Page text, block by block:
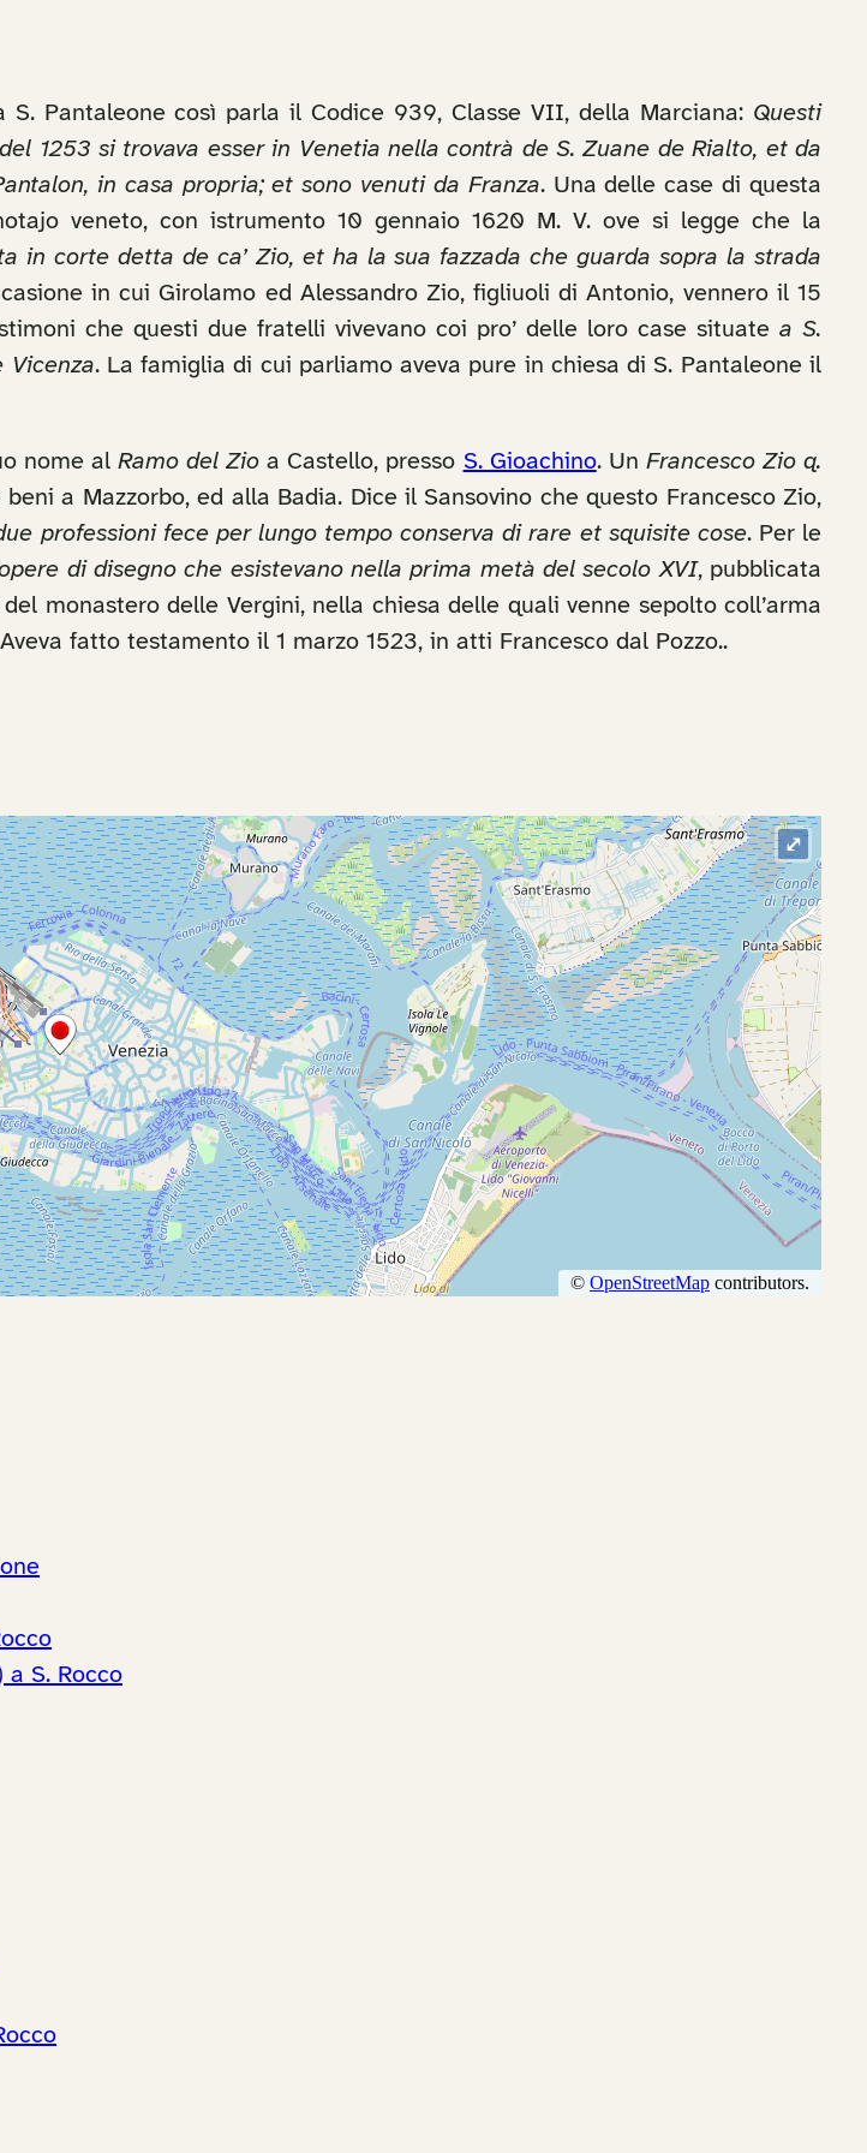
S. Pantaleone così parla il Codice 939, Classe VII, della Marciana: Questi
1253 si trovava esser in Venetia nella contrà de S. Zuane de Rialto, et da
in casa propria; et sono venuti da Franza. Una delle case di questa
veneto, con istrumento 10 gennaio 1620 M. V. ove si legge che la
in corte detta de ca’ Zio, et ha la sua fazzada che guarda sopra la strada
in cui Girolamo ed Alessandro Zio, figliuoli di Antonio, vennero il 15
che questi due fratelli vivevano coi pro’ delle loro case situatea S.
Vicenza. La famiglia di cui parliamo aveva pure in chiesa di S. Pantaleone il
nome alRamo del Zio a Castello, presso S. Gioachino. Un Francesco Zio q.
beni a Mazzorbo, ed alla Badia. Dice il Sansovino che questo Francesco Zio,
professioni fece per lungo tempo conserva di rare et squisite cose. Per le
di disegno che esistevano nella prima metà del secolo XVI, pubblicata
monastero delle Vergini, nella chiesa delle quali venne sepolto coll’arma
fatto testamento il 1 marzo 1523, in atti Francesco dal Pozzo..
a S. Rocco